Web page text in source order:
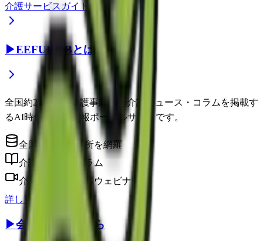
介護サービスガイド
▶EEFUL DBとは？
全国約22万件の介護事業所と介護ニュース・コラムを掲載す
るAI時代の介護情報ポータルサイトです。
全国の介護事業所を網羅
介護に役立つコラム
介護のプロによるウェビナー
詳しく見る
▶会員登録はこちら